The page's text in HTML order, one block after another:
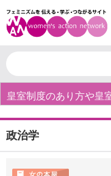
皇室制度のあり方や皇
政治学